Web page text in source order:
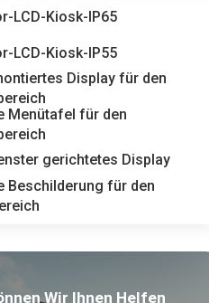
LCD-Kiosk-IP65
LCD-Kiosk-IP55
Display für den
Menütafel für den
gerichtetes Display
Beschilderung für den
Wir Ihnen Helfen